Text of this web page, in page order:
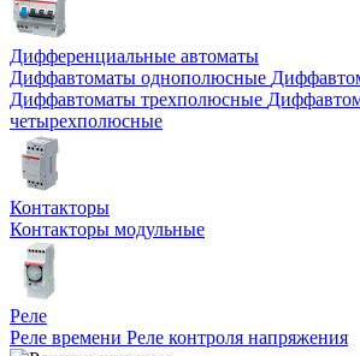
Дифференциальные автоматы
Диффавтоматы однополюсные
Диффавтоматы трехполюсные
четырехполюсные
Контакторы
Контакторы модульные
Реле
Реле времени Реле контроля напряжения